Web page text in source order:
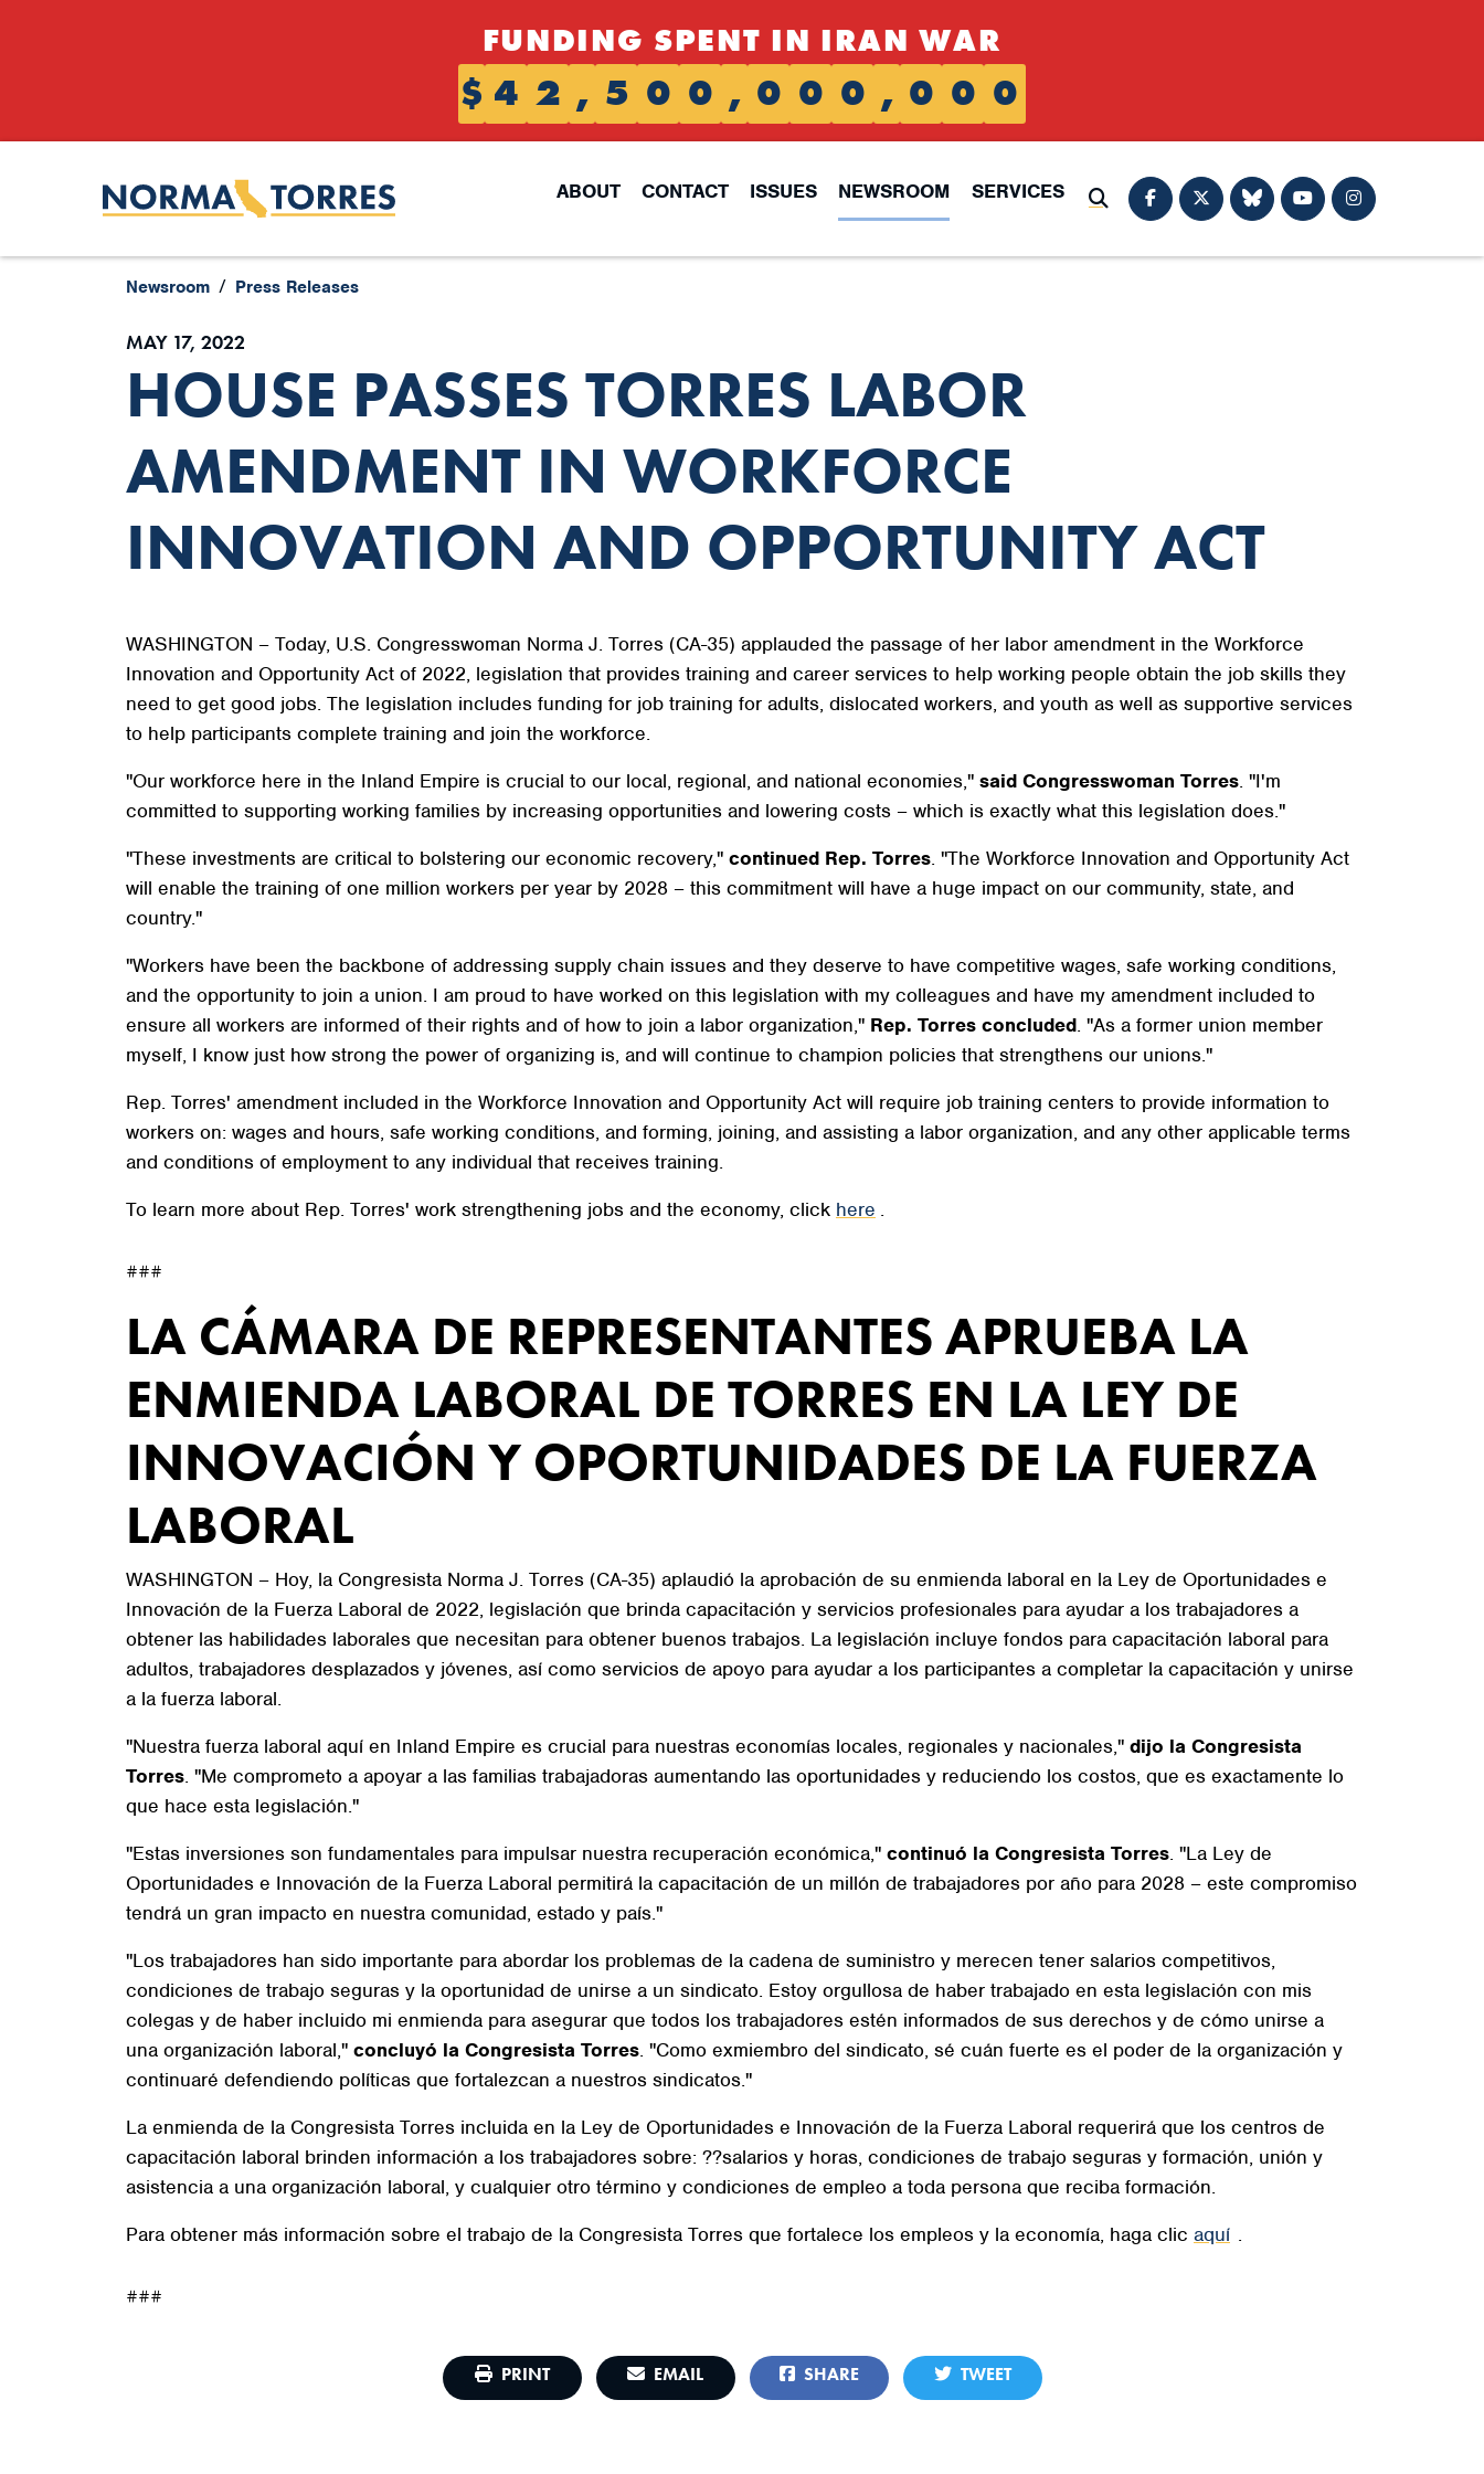
FUNDING SPENT IN IRAN WAR
$ 4 2 , 5 0 0 , 0 0 0 , 0 0 0
ABOUT CONTACT ISSUES NEWSROOM
SERVICES
Submit Search
Newsroom Press Releases
MAY 17, 2022
HOUSE PASSES TORRES LABOR
AMENDMENT IN WORKFORCE
INNOVATION AND OPPORTUNITY ACT
WASHINGTON – Today, U.S. Congresswoman Norma J. Torres (CA-35) applauded the passage of her labor amendment in the Workforce
Innovation and Opportunity Act of 2022, legislation that provides training and career services to help working people obtain the job skills they
need to get good jobs. The legislation includes funding for job training for adults, dislocated workers, and youth as well as supportive services
to help participants complete training and join the workforce.
"Our workforce here in the Inland Empire is crucial to our local, regional, and national economies," said Congresswoman Torres. "I'm
committed to supporting working families by increasing opportunities and lowering costs – which is exactly what this legislation does."
"These investments are critical to bolstering our economic recovery," continued Rep. Torres. "The Workforce Innovation and Opportunity Act
will enable the training of one million workers per year by 2028 – this commitment will have a huge impact on our community, state, and
country."
"Workers have been the backbone of addressing supply chain issues and they deserve to have competitive wages, safe working conditions,
and the opportunity to join a union. I am proud to have worked on this legislation with my colleagues and have my amendment included to
ensure all workers are informed of their rights and of how to join a labor organization," Rep. Torres concluded. "As a former union member
myself, I know just how strong the power of organizing is, and will continue to champion policies that strengthens our unions."
Rep. Torres' amendment included in the Workforce Innovation and Opportunity Act will require job training centers to provide information to
workers on: wages and hours, safe working conditions, and forming, joining, and assisting a labor organization, and any other applicable terms
and conditions of employment to any individual that receives training.
To learn more about Rep. Torres' work strengthening jobs and the economy, click here .
###
LA CÁMARA DE REPRESENTANTES APRUEBA LA
ENMIENDA LABORAL DE TORRES EN LA LEY DE
INNOVACIÓN Y OPORTUNIDADES DE LA FUERZA
LABORAL
WASHINGTON – Hoy, la Congresista Norma J. Torres (CA-35) aplaudió la aprobación de su enmienda laboral en la Ley de Oportunidades e
Innovación de la Fuerza Laboral de 2022, legislación que brinda capacitación y servicios profesionales para ayudar a los trabajadores a
obtener las habilidades laborales que necesitan para obtener buenos trabajos. La legislación incluye fondos para capacitación laboral para
adultos, trabajadores desplazados y jóvenes, así como servicios de apoyo para ayudar a los participantes a completar la capacitación y unirse
a la fuerza laboral.
"Nuestra fuerza laboral aquí en Inland Empire es crucial para nuestras economías locales, regionales y nacionales," dijo la Congresista
Torres. "Me comprometo a apoyar a las familias trabajadoras aumentando las oportunidades y reduciendo los costos, que es exactamente lo
que hace esta legislación."
"Estas inversiones son fundamentales para impulsar nuestra recuperación económica," continuó la Congresista Torres. "La Ley de
Oportunidades e Innovación de la Fuerza Laboral permitirá la capacitación de un millón de trabajadores por año para 2028 – este compromiso
tendrá un gran impacto en nuestra comunidad, estado y país."
"Los trabajadores han sido importante para abordar los problemas de la cadena de suministro y merecen tener salarios competitivos,
condiciones de trabajo seguras y la oportunidad de unirse a un sindicato. Estoy orgullosa de haber trabajado en esta legislación con mis
colegas y de haber incluido mi enmienda para asegurar que todos los trabajadores estén informados de sus derechos y de cómo unirse a
una organización laboral," concluyó la Congresista Torres. "Como exmiembro del sindicato, sé cuán fuerte es el poder de la organización y
continuaré defendiendo políticas que fortalezcan a nuestros sindicatos."
La enmienda de la Congresista Torres incluida en la Ley de Oportunidades e Innovación de la Fuerza Laboral requerirá que los centros de
capacitación laboral brinden información a los trabajadores sobre: ??salarios y horas, condiciones de trabajo seguras y formación, unión y
asistencia a una organización laboral, y cualquier otro término y condiciones de empleo a toda persona que reciba formación.
Para obtener más información sobre el trabajo de la Congresista Torres que fortalece los empleos y la economía, haga clic aquí .
###
PRINT EMAIL SHARE TWEET